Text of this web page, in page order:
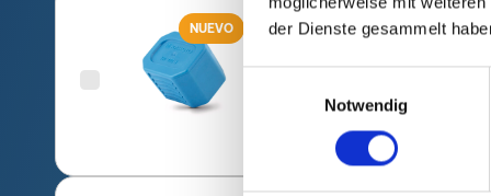
der Dienste gesammelt
Notwendig
NUEVO
GPN 385 HVR